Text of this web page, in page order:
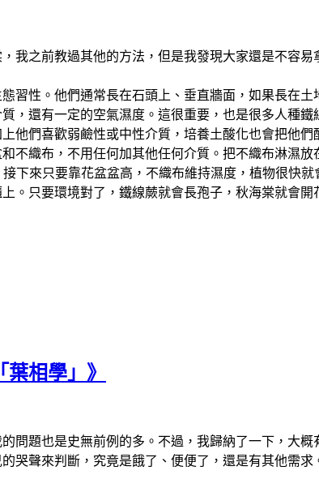
我之前教過其他的方法，但是我發現大家還是不容
習性。他們通常長在石頭上、垂直牆面，如果長在
，還有一定的空氣濕度。這很重要，也是很多人種
他們喜歡弱鹼性或中性介質，培養土酸化也會把他們
不織布，不用任何加其他任何介質。把不織布淋濕
下來只要靠花盆盆高，不織布維持濕度，植物很快
。只要環境對了，鐵線蕨就會長孢子，秋海棠就會
相學」》
問題也是史無前例的多。不過，我歸納了一下，大概
哭聲來判斷，究竟是餓了、便便了，還是有其他需